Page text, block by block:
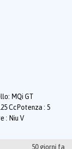
MQi GT
CcPotenza : 5
: Niu V
50 giorni fa